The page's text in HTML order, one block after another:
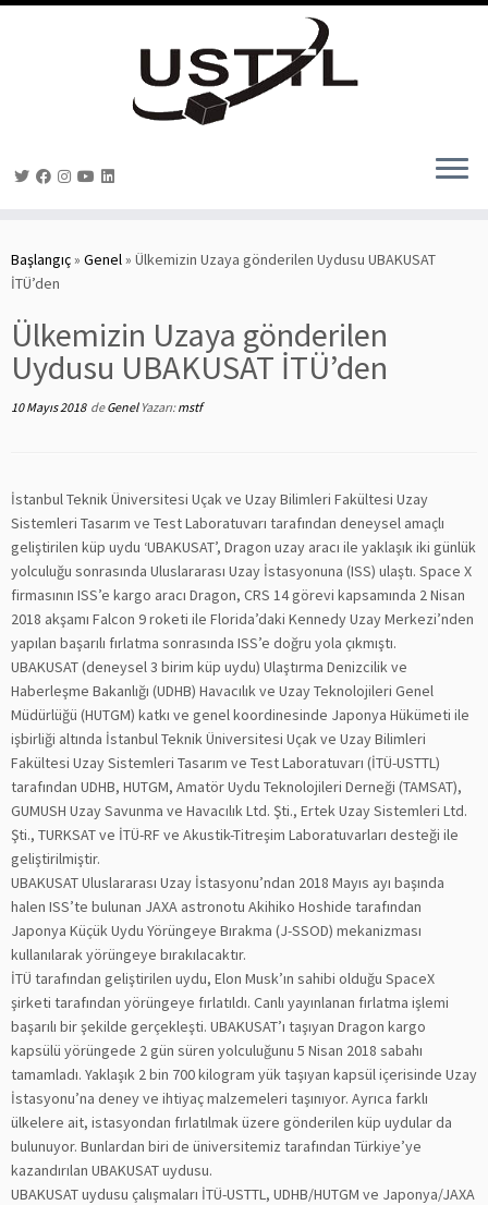
to
content
Başlangıç» Genel» Ülkemizin Uzaya gönderilen Uydusu UBAKUSAT
İTÜ’den
Ülkemizin Uzaya gönderilen
Uydusu UBAKUSAT İTÜ’den
10 Mayıs 2018deGenel Yazarı:mstf
İstanbul Teknik Üniversitesi Uçak ve Uzay Bilimleri Fakültesi Uzay
Sistemleri Tasarım ve Test Laboratuvarı tarafından deneysel amaçlı
geliştirilen küp uydu ‘UBAKUSAT’, Dragon uzay aracı ile yaklaşık iki günlük
yolculuğu sonrasında Uluslararası Uzay İstasyonuna (ISS) ulaştı. Space X
firmasının ISS’e kargo aracı Dragon, CRS 14 görevi kapsamında 2 Nisan
2018 akşamı Falcon 9 roketi ile Florida’daki Kennedy Uzay Merkezi’nden
yapılan başarılı fırlatma sonrasında ISS’e doğru yola çıkmıştı.
UBAKUSAT (deneysel 3 birim küp uydu) Ulaştırma Denizcilik ve
Haberleşme Bakanlığı (UDHB) Havacılık ve Uzay Teknolojileri Genel
Müdürlüğü (HUTGM) katkı ve genel koordinesinde Japonya Hükümeti ile
işbirliği altında İstanbul Teknik Üniversitesi Uçak ve Uzay Bilimleri
Fakültesi Uzay Sistemleri Tasarım ve Test Laboratuvarı (İTÜ-USTTL)
tarafından UDHB, HUTGM, Amatör Uydu Teknolojileri Derneği (TAMSAT),
GUMUSH Uzay Savunma ve Havacılık Ltd. Şti., Ertek Uzay Sistemleri Ltd.
Şti., TURKSAT ve İTÜ-RF ve Akustik-Titreşim Laboratuvarları desteği ile
geliştirilmiştir.
UBAKUSAT Uluslararası Uzay İstasyonu’ndan 2018 Mayıs ayı başında
halen ISS’te bulunan JAXA astronotu Akihiko Hoshide tarafından
Japonya Küçük Uydu Yörüngeye Bırakma (J-SSOD) mekanizması
kullanılarak yörüngeye bırakılacaktır.
İTÜ tarafından geliştirilen uydu, Elon Musk’ın sahibi olduğu SpaceX
şirketi tarafından yörüngeye fırlatıldı. Canlı yayınlanan fırlatma işlemi
başarılı bir şekilde gerçekleşti. UBAKUSAT’ı taşıyan Dragon kargo
kapsülü yörüngede 2 gün süren yolculuğunu 5 Nisan 2018 sabahı
tamamladı. Yaklaşık 2 bin 700 kilogram yük taşıyan kapsül içerisinde Uzay
İstasyonu’na deney ve ihtiyaç malzemeleri taşınıyor. Ayrıca farklı
ülkelere ait, istasyondan fırlatılmak üzere gönderilen küp uydular da
bulunuyor. Bunlardan biri de üniversitemiz tarafından Türkiye’ye
kazandırılan UBAKUSAT uydusu.
UBAKUSAT uydusu çalışmaları İTÜ-USTTL, UDHB/HUTGM ve Japonya/JAXA